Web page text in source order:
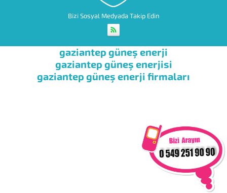
Bizi Sosyal Medyada Takip Edin
gaziantep güneş enerji
gaziantep güneş enerjisi
gaziantep güneş enerji firmaları